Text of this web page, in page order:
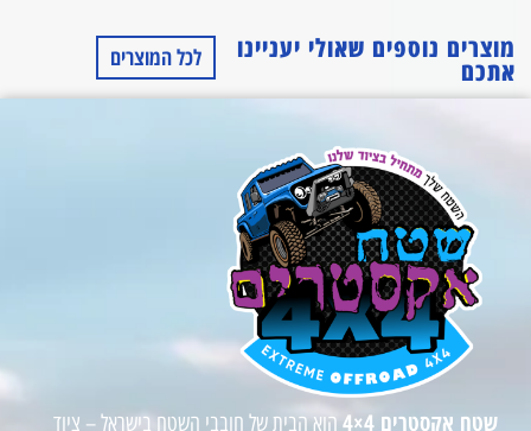
מוצרים נוספים שאולי יעניינו
אתכם לכל המוצרים
שטח אקסטרים 4×4 הוא הבית של חובבי השטח בישראל – ציוד